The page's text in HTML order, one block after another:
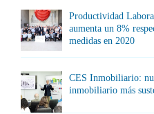
Productividad
aumenta un 8%
medidas en 2020
CES Inmobiliario:
inmobiliario más